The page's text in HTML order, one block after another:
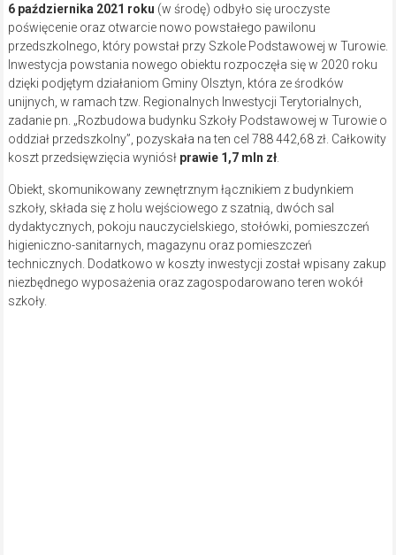
6 października 2021 roku (w środę) odbyło się uroczyste
poświęcenie oraz otwarcie nowo powstałego pawilonu
przedszkolnego, który powstał przy Szkole Podstawowej w Turowie.
Inwestycja powstania nowego obiektu rozpoczęła się w 2020 roku
dzięki podjętym działaniom Gminy Olsztyn, która ze środków
unijnych, w ramach tzw. Regionalnych Inwestycji Terytorialnych,
zadanie pn. „Rozbudowa budynku Szkoły Podstawowej w Turowie o
oddział przedszkolny”, pozyskała na ten cel 788 442,68 zł. Całkowity
koszt przedsięwzięcia wyniósł prawie 1,7 mln zł.
Obiekt, skomunikowany zewnętrznym łącznikiem z budynkiem
szkoły, składa się z holu wejściowego z szatnią, dwóch sal
dydaktycznych, pokoju nauczycielskiego, stołówki, pomieszczeń
higieniczno-sanitarnych, magazynu oraz pomieszczeń
technicznych. Dodatkowo w koszty inwestycji został wpisany zakup
niezbędnego wyposażenia oraz zagospodarowano teren wokół
szkoły.